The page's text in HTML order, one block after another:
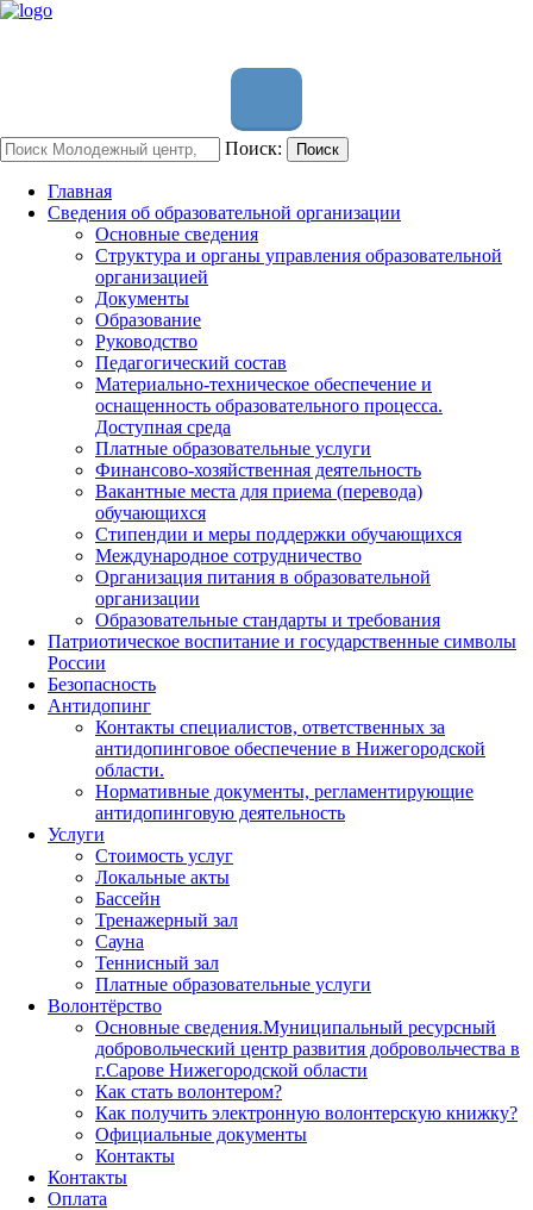
Поиск: Поиск
Главная
Сведения об образовательной организации
Основные сведения
Структура и органы управления образовательной
организацией
Документы
Образование
Руководство
Педагогический состав
Материально-техническое обеспечение и
оснащенность образовательного процесса.
Доступная среда
Платные образовательные услуги
Финансово-хозяйственная деятельность
Вакантные места для приема (перевода)
обучающихся
Стипендии и меры поддержки обучающихся
Международное сотрудничество
Организация питания в образовательной
организации
Образовательные стандарты и требования
Патриотическое воспитание и государственные символы
России
Безопасность
Антидопинг
Контакты специалистов, ответственных за
антидопинговое обеспечение в Нижегородской
области.
Нормативные документы, регламентирующие
антидопинговую деятельность
Услуги
Стоимость услуг
Локальные акты
Бассейн
Тренажерный зал
Сауна
Теннисный зал
Платные образовательные услуги
Волонтёрство
Основные сведения.Муниципальный ресурсный
добровольческий центр развития добровольчества в
г.Сарове Нижегородской области
Как стать волонтером?
Как получить электронную волонтерскую книжку?
Официальные документы
Контакты
Контакты
Оплата